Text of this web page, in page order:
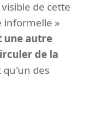
de cette
informelle »
une autre
de la
qu'un des